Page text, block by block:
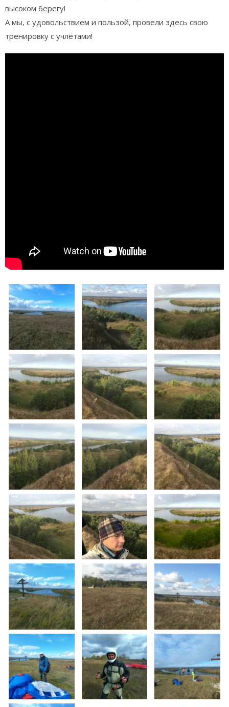
высоком берегу!
А мы, с удовольствием и пользой, провели здесь свою
тренировку с учлётами!